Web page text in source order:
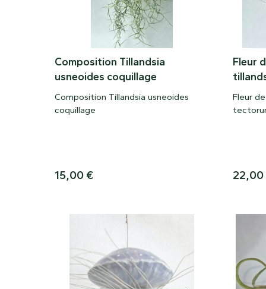
Composition Tillandsia
usneoides coquillage
Composition Tillandsia usneoides
coquillage
15,00 €
Fleur
Fleur
22,00